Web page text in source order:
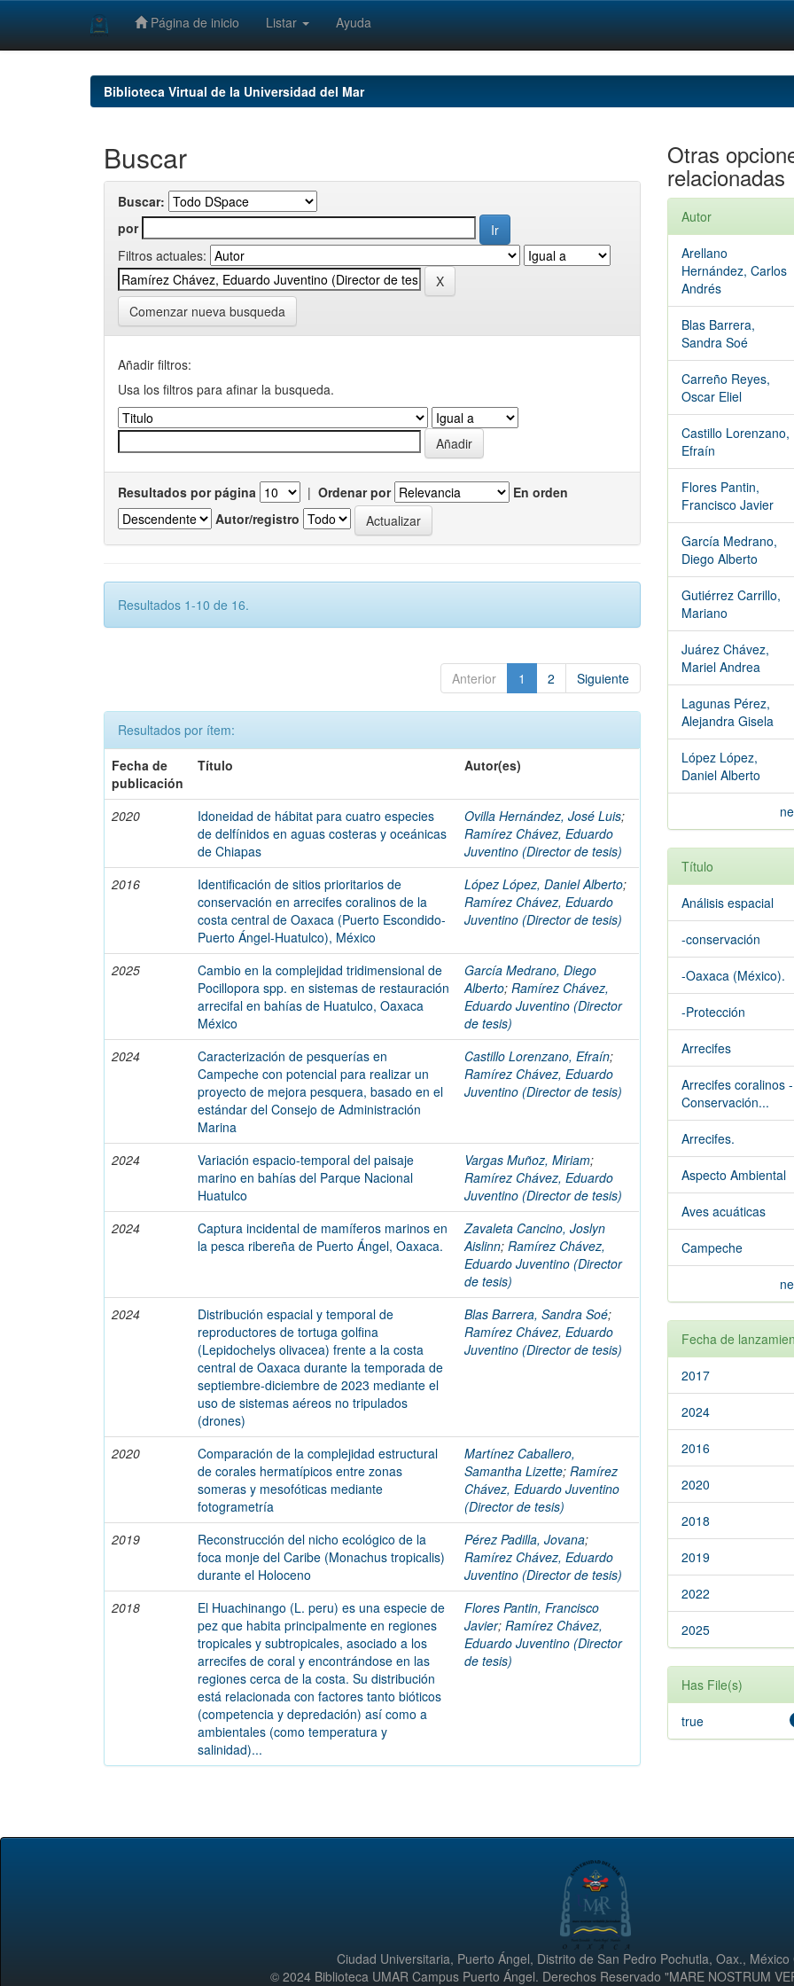
Página de inicio Listar Ayuda
Biblioteca Virtual de la Universidad del Mar
Buscar
Buscar:
por
Filtros actuales:
Comenzar nueva busqueda
Añadir filtros:
Usa los filtros para afinar la busqueda.
Resultados por página | Ordenar por
En orden
Autor/registro
Resultados 1-10 de 16.
Anterior 1 2 Siguiente
Resultados por ítem:
Fecha de
publicación
Título Autor(es)
2020
Idoneidad de hábitat para cuatro especies
de delfínidos en aguas costeras y oceánicas
de Chiapas
Ovilla Hernández, José Luis;
Ramírez Chávez, Eduardo
Juventino (Director de tesis)
2016
Identificación de sitios prioritarios de
conservación en arrecifes coralinos de la
costa central de Oaxaca (Puerto Escondido-
Puerto Ángel-Huatulco), México
López López, Daniel Alberto;
Ramírez Chávez, Eduardo
Juventino (Director de tesis)
2025
Cambio en la complejidad tridimensional de
Pocillopora spp. en sistemas de restauración
arrecifal en bahías de Huatulco, Oaxaca
México
García Medrano, Diego
Alberto;Ramírez Chávez,
Eduardo Juventino (Director
de tesis)
2024
Caracterización de pesquerías en
Campeche con potencial para realizar un
proyecto de mejora pesquera, basado en el
estándar del Consejo de Administración
Marina
Castillo Lorenzano, Efraín;
Ramírez Chávez, Eduardo
Juventino (Director de tesis)
2024
Variación espacio-temporal del paisaje
marino en bahías del Parque Nacional
Huatulco
Vargas Muñoz, Miriam;
Ramírez Chávez, Eduardo
Juventino (Director de tesis)
2024
Captura incidental de mamíferos marinos en
la pesca ribereña de Puerto Ángel, Oaxaca.
Zavaleta Cancino, Joslyn
Aislinn;Ramírez Chávez,
Eduardo Juventino (Director
de tesis)
2024
Distribución espacial y temporal de
reproductores de tortuga golfina
(Lepidochelys olivacea) frente a la costa
central de Oaxaca durante la temporada de
septiembre-diciembre de 2023 mediante el
uso de sistemas aéreos no tripulados
(drones)
Blas Barrera, Sandra Soé;
Ramírez Chávez, Eduardo
Juventino (Director de tesis)
2020
Comparación de la complejidad estructural
de corales hermatípicos entre zonas
someras y mesofóticas mediante
fotogrametría
Martínez Caballero,
Samantha Lizette;Ramírez
Chávez, Eduardo Juventino
(Director de tesis)
2019
Reconstrucción del nicho ecológico de la
foca monje del Caribe (Monachus tropicalis)
durante el Holoceno
Pérez Padilla, Jovana;
Ramírez Chávez, Eduardo
Juventino (Director de tesis)
2018
El Huachinango (L. peru) es una especie de
pez que habita principalmente en regiones
tropicales y subtropicales, asociado a los
arrecifes de coral y encontrándose en las
regiones cerca de la costa. Su distribución
está relacionada con factores tanto bióticos
(competencia y depredación) así como a
ambientales (como temperatura y
salinidad)...
Flores Pantin, Francisco
Javier;Ramírez Chávez,
Eduardo Juventino (Director
de tesis)
Otras
relacionadas
Autor
Arellano
Hernández, Carlos
Andrés
Blas Barrera,
Sandra Soé
Carreño Reyes,
Oscar Eliel
Castillo Lorenzano,
Efraín
Flores Pantin,
Francisco Javier
García Medrano,
Diego Alberto
Gutiérrez Carrillo,
Mariano
Juárez Chávez,
Mariel Andrea
Lagunas Pérez,
Alejandra Gisela
López López,
Daniel Alberto
Título
Análisis espacial
-conservación
-Oaxaca (México).
-Protección
Arrecifes
Arrecifes coralinos -
Conservación...
Arrecifes.
Aspecto Ambiental
Aves acuáticas
Campeche
Fecha de
2017
2024
2016
2020
2018
2019
2022
2025
Has File(s)
true
Ciudad Universitaria, Puerto Ángel, Distrito de San Pedro Pochutla, Oax., México
© 2024 Biblioteca UMAR Campus Puerto Ángel. Derechos Reservado "MARE NOSTRUM